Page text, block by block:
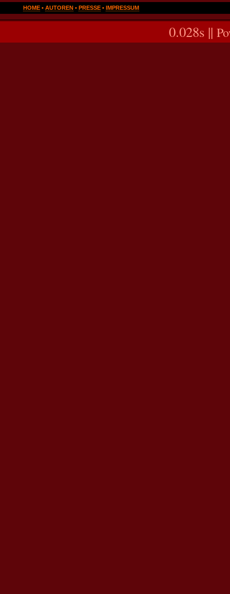
HOME • AUTOREN • PRESSE • IMPRESSUM
0.028s ||